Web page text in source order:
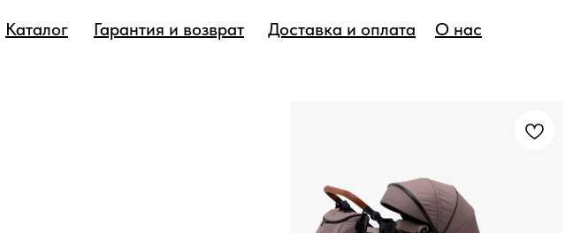
Каталог Гарантия и возврат О нас
Доставка и оплата